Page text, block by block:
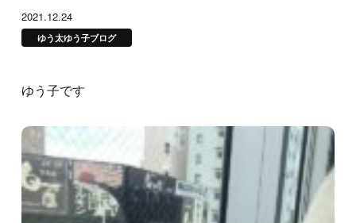
2021.12.24
ゆう太ゆう子ブログ
ゆう子です